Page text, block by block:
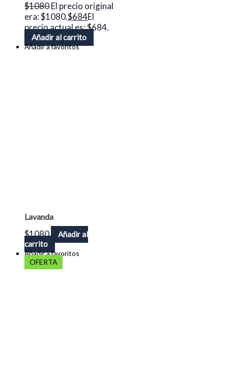
$1080El precio original
era: $1080.$684El
precio actual es: $684.
Añadir al carrito
Añadir a favoritos
Lavanda
$1080
Añadir al
carrito
Añadir a favoritos
OFERTA